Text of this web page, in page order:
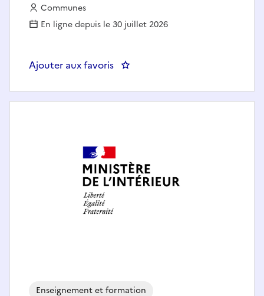
Employeur :
Communes
En ligne depuis le 30 juillet 2026
Ajouter aux favoris : Enseignant de langue
Enseignement et formation